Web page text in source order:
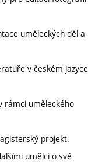
uměleckých děl a
v českém jazyce
rámci uměleckého
projekt.
umělci o své